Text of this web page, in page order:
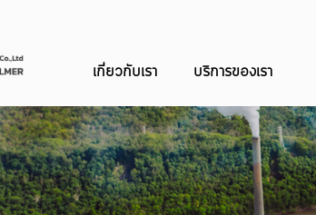
เกี่ยวกับเรา บริการของเรา